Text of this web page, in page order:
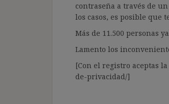
contraseña a través de
los casos, es posible que
Más de 11.500 personas
Lamento los
[Con el registro aceptas
de-privacidad/]